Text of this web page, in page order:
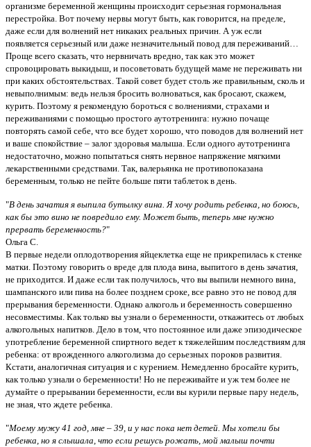
организме беременной женщины происходит серьезная гормональная
перестройка. Вот почему нервы могут быть, как говорится, на пределе,
даже если для волнений нет никаких реальных причин. А уж если
появляется серьезный или даже незначительный повод для переживаний…
Проще всего сказать, что нервничать вредно, так как это может
спровоцировать выкидыш, и посоветовать будущей маме не переживать ни
при каких обстоятельствах. Такой совет будет столь же правильным, сколь и
невыполнимым: ведь нельзя бросить волноваться, как бросают, скажем,
курить. Поэтому я рекомендую бороться с волнениями, страхами и
переживаниями с помощью простого аутотренинга: нужно почаще
повторять самой себе, что все будет хорошо, что поводов для волнений нет
и ваше спокойствие – залог здоровья малыша. Если одного аутотренинга
недостаточно, можно попытаться снять нервное напряжение мягкими
лекарственными средствами. Так, валерьянка не противопоказана
беременным, только не пейте больше пяти таблеток в день.
"В день зачатия я выпила бутылку вина. Я хочу родить ребенка, но боюсь,
как бы это вино не повредило ему. Может быть, теперь мне нужно
прервать беременность?"
Ольга С.
В первые недели оплодотворения яйцеклетка еще не прикрепилась к стенке
матки. Поэтому говорить о вреде для плода вина, выпитого в день зачатия,
не приходится. И даже если так получилось, что вы выпили немного вина,
шампанского или пива на более позднем сроке, все равно это не повод для
прерывания беременности. Однако алкоголь и беременность совершенно
несовместимы. Как только вы узнали о беременности, откажитесь от любых
алкогольных напитков. Дело в том, что постоянное или даже эпизодическое
употребление беременной спиртного ведет к тяжелейшим последствиям для
ребенка: от врожденного алкоголизма до серьезных пороков развития.
Кстати, аналогичная ситуация и с курением. Немедленно бросайте курить,
как только узнали о беременности! Но не переживайте и уж тем более не
думайте о прерывании беременности, если вы курили первые пару недель,
не зная, что ждете ребенка.
"Моему мужу 41 год, мне – 39, и у нас пока нет детей. Мы хотели бы
ребенка, но я слышала, что если решусь рожать, мой малыш почти